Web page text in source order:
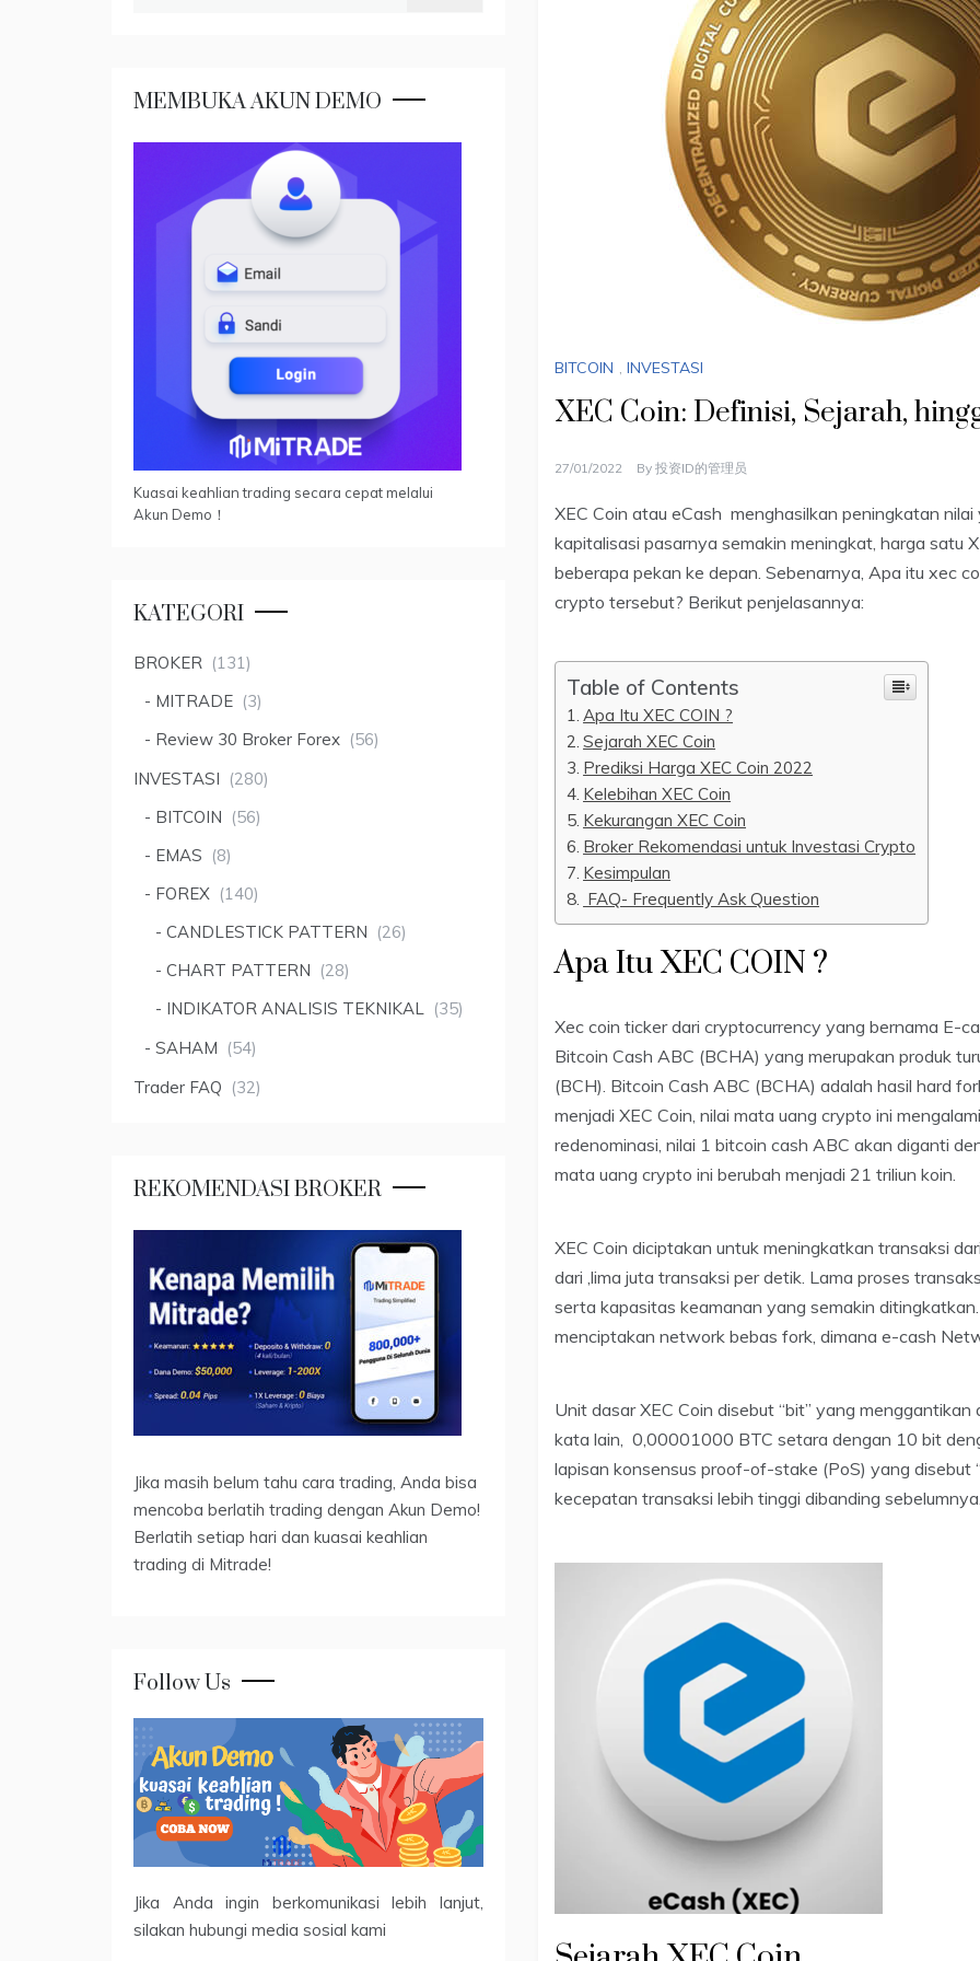
BITCOIN , INVESTASI
XEC Coin: Definisi, Sejarah,
27/01/2022 By 投资ID的管理员
XEC Coin atau eCash menghasilkan peningkatan
kapitalisasi pasarnya semakin meningkat, harga satu
beberapa pekan ke depan. Sebenarnya, Apa itu xec
crypto tersebut? Berikut penjelasannya:
Table of Contents
Apa Itu XEC COIN ?
Sejarah XEC Coin
Prediksi Harga XEC Coin 2022
Kelebihan XEC Coin
Kekurangan XEC Coin
Broker Rekomendasi untuk Investasi Crypto
Kesimpulan
FAQ- Frequently Ask Question
Apa Itu XEC COIN ?
Xec coin ticker dari cryptocurrency yang bernama E-
Bitcoin Cash ABC (BCHA) yang merupakan produk
(BCH). Bitcoin Cash ABC (BCHA) adalah hasil hard
menjadi XEC Coin, nilai mata uang crypto ini
redenominasi, nilai 1 bitcoin cash ABC akan diganti
mata uang crypto ini berubah menjadi 21 triliun koin.
XEC Coin diciptakan untuk meningkatkan transaksi
dari ,lima juta transaksi per detik. Lama proses
serta kapasitas keamanan yang semakin
menciptakan network bebas fork, dimana e-cash
Unit dasar XEC Coin disebut “bit” yang
kata lain, 0,00001000 BTC setara dengan 10 bit
lapisan konsensus proof-of-stake (PoS) yang disebut
kecepatan transaksi lebih tinggi dibanding
MEMBUKA AKUN DEMO
Kuasai keahlian trading secara cepat melalui
Akun Demo！
KATEGORI
BROKER (131)
MITRADE (3)
Review 30 Broker Forex (56)
INVESTASI (280)
BITCOIN (56)
EMAS (8)
FOREX (140)
CANDLESTICK PATTERN (26)
CHART PATTERN (28)
INDIKATOR ANALISIS TEKNIKAL (35)
SAHAM (54)
Trader FAQ (32)
REKOMENDASI BROKER
Jika masih belum tahu cara trading, Anda bisa
mencoba berlatih trading dengan Akun Demo!
Berlatih setiap hari dan kuasai keahlian
trading di Mitrade!
Follow Us
Jika Anda ingin berkomunikasi lebih lanjut,
silakan hubungi media sosial kami